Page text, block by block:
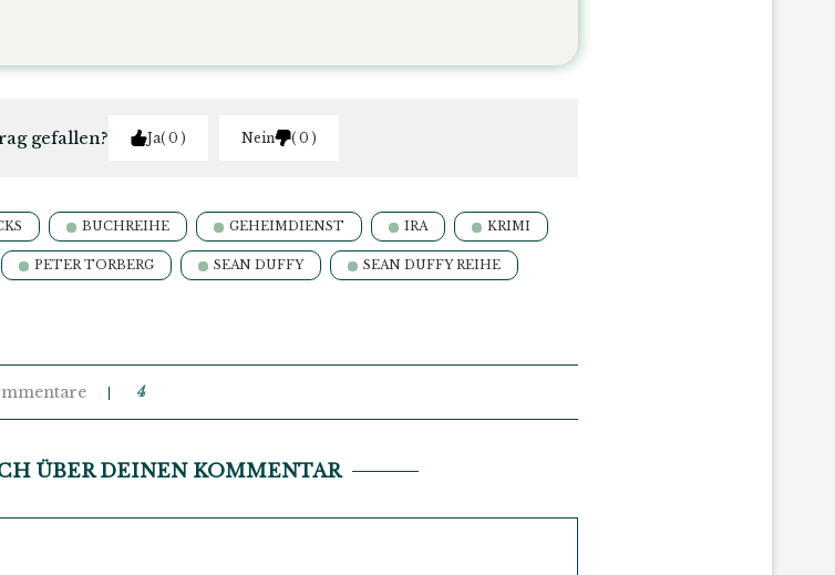
gefallen? Ja 0 Nein 0
BUCHREIHE GEHEIMDIENST IRA KRIMI
PETER TORBERG SEAN DUFFY SEAN DUFFY REIHE
4
ÜBER DEINEN KOMMENTAR